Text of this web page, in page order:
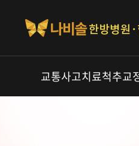
교통사고치료척추교